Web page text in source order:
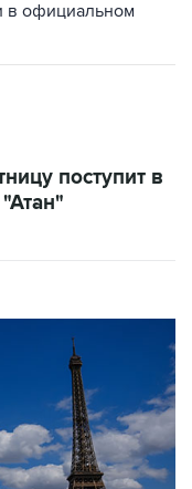
в официальном
поступит в